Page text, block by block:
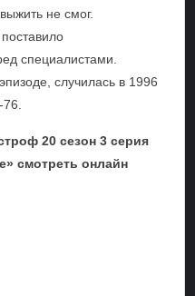
не смог.
специалистами.
случилась в 1996
20 сезон 3 серия
смотреть онлайн